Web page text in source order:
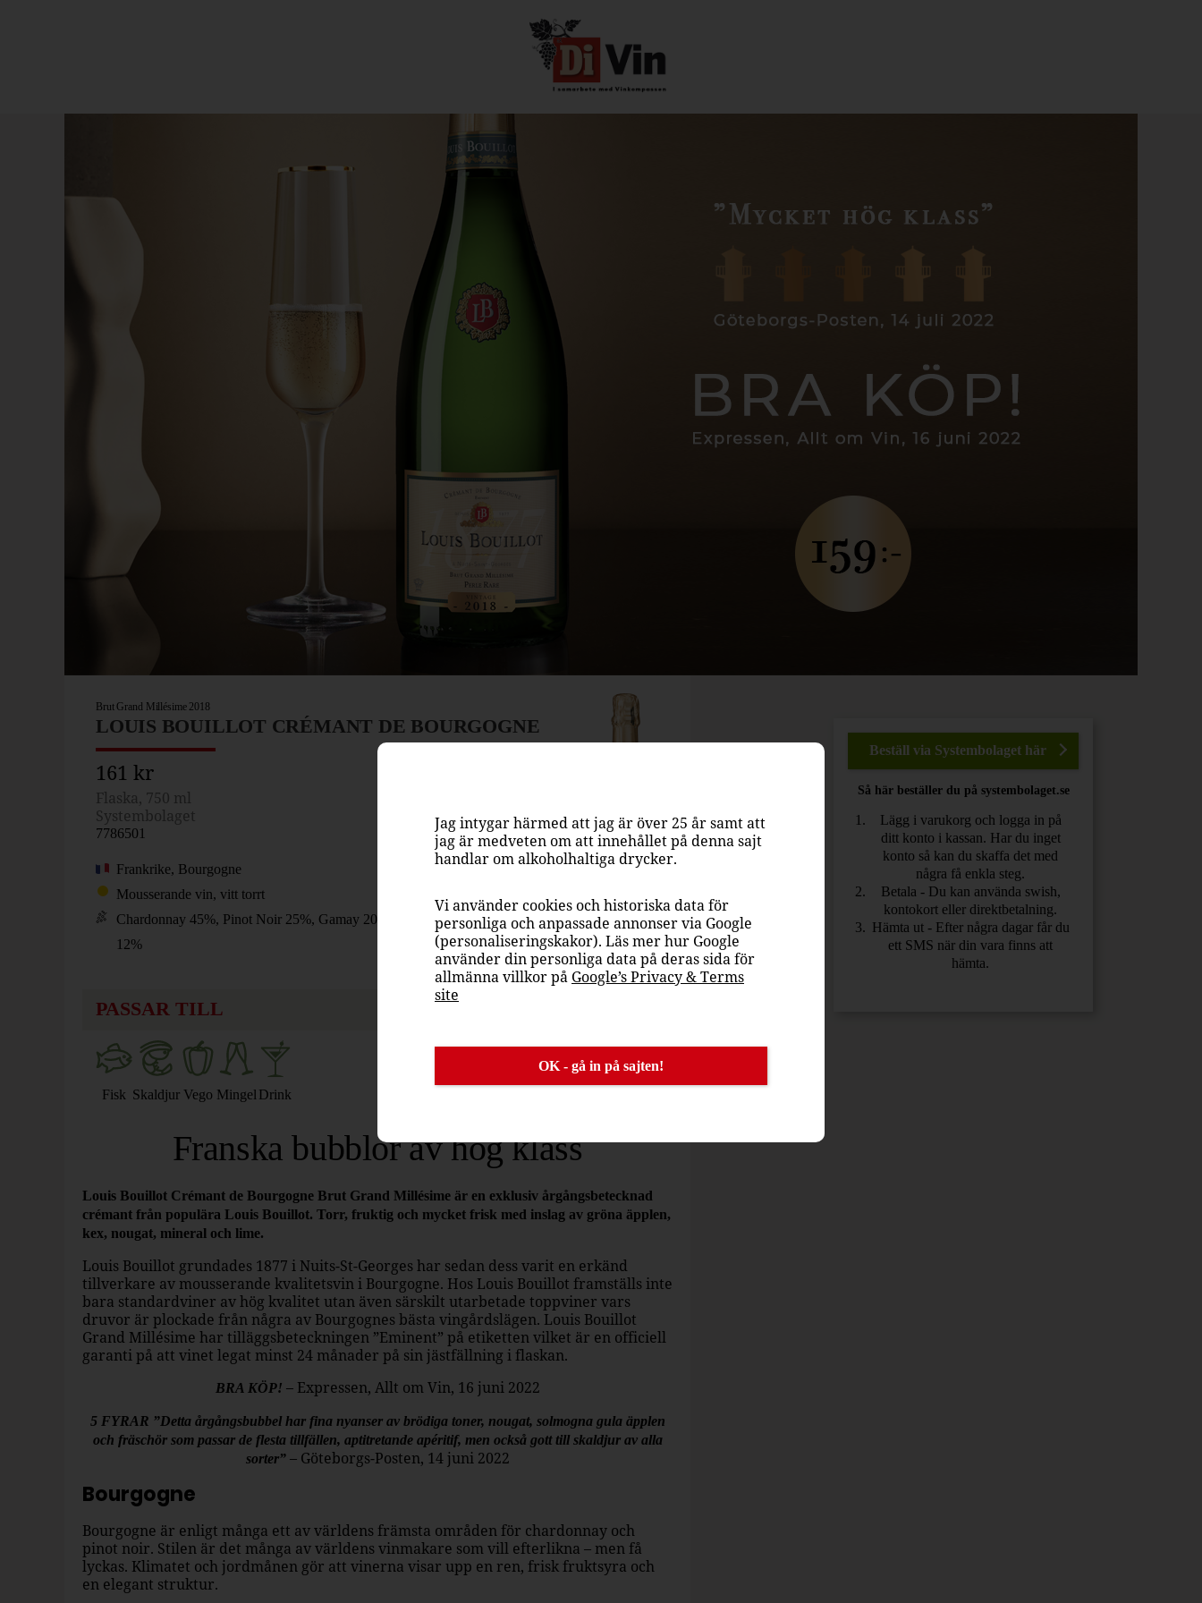
Brut Grand Millésime 2018
LOUIS BOUILLOT CRÉMANT DE BOURGOGNE
161 kr
Flaska, 750 ml
Systembolaget
7786501
Frankrike, Bourgogne
Mousserande vin, vitt torrt
Chardonnay 45%, Pinot Noir 25%, Gamay 20%, Aligoté 10%
12%
PASSAR TILL
Fisk Skaldjur Vego Mingel Drink
Franska bubblor av hög klass
Louis Bouillot Crémant de Bourgogne Brut Grand Millésime är en exklusiv årgångsbetecknad
crémant från populära Louis Bouillot. Torr, fruktig och mycket frisk med inslag av gröna äpplen,
kex, nougat, mineral och lime.
Louis Bouillot grundades 1877 i Nuits-St-Georges har sedan dess varit en erkänd
tillverkare av mousserande kvalitetsvin i Bourgogne. Hos Louis Bouillot framställs inte
bara standardviner av hög kvalitet utan även särskilt utarbetade toppviner vars
druvor är plockade från några av Bourgognes bästa vingårdslägen. Louis Bouillot
Grand Millésime har tilläggsbeteckningen ”Eminent” på etiketten vilket är en officiell
garanti på att vinet legat minst 24 månader på sin jästfällning i flaskan.
BRA KÖP! – Expressen, Allt om Vin, 16 juni 2022
5 FYRAR ”Detta årgångsbubbel har fina nyanser av brödiga toner, nougat, solmogna gula äpplen
och fräschör som passar de flesta tillfällen, aptitretande apéritif, men också gott till skaldjur av alla
sorter”– Göteborgs-Posten, 14 juni 2022
Bourgogne
Bourgogne är enligt många ett av världens främsta områden för chardonnay och
pinot noir. Stilen är det många av världens vinmakare som vill efterlikna – men få
lyckas. Klimatet och jordmånen gör att vinerna visar upp en ren, frisk fruktsyra och
en elegant struktur.
Beställ via Systembolaget här
Så här beställer du på systembolaget.se
Lägg i varukorg och logga in på
ditt konto i kassan. Har du inget
konto så kan du skaffa det med
några få enkla steg.
Betala - Du kan använda swish,
kontokort eller direktbetalning.
Hämta ut - Efter några dagar får du
ett SMS när din vara finns att
hämta.
Jag intygar härmed att jag är över 25 år samt att
jag är medveten om att innehållet på denna sajt
handlar om alkoholhaltiga drycker.
Vi använder cookies och historiska data för
personliga och anpassade annonser via Google
(personaliseringskakor). Läs mer hur Google
använder din personliga data på deras sida för
allmänna villkor på Google’s Privacy & Terms
site
OK - gå in på sajten!